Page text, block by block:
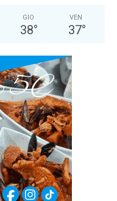
GIO
38°
VEN
37°